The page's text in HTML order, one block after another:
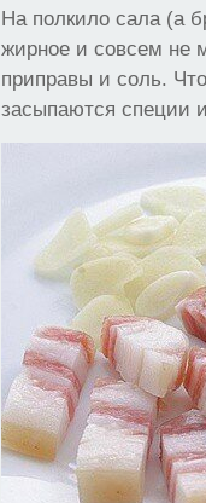
На полкило сала (а
жирное и совсем не
приправы и соль.
засыпаются специи